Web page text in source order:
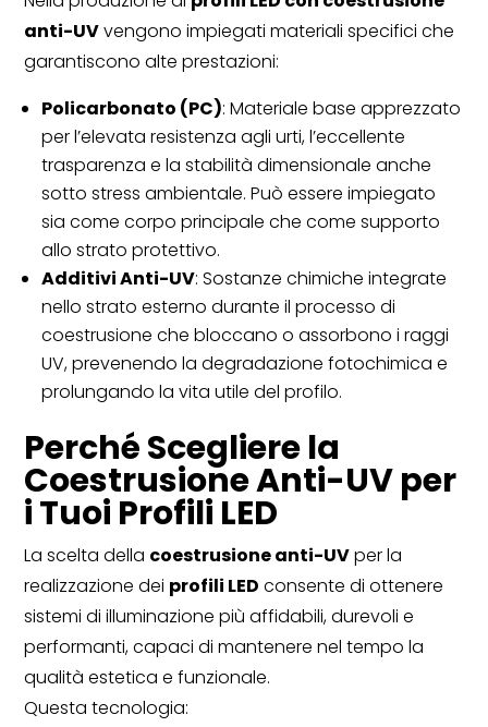
anti-UVvengono impiegati materiali specifici che
garantiscono alte prestazioni:
Policarbonato (PC): Materiale base apprezzato
per l’elevata resistenza agli urti, l’eccellente
trasparenza e la stabilità dimensionale anche
sotto stress ambientale. Può essere impiegato
sia come corpo principale che come supporto
allo strato protettivo.
Additivi Anti-UV: Sostanze chimiche integrate
nello strato esterno durante il processo di
coestrusione che bloccano o assorbono i raggi
UV, prevenendo la degradazione fotochimica e
prolungando la vita utile del profilo.
Perché Scegliere la
Coestrusione Anti-UV per
i Tuoi Profili LED
La scelta della coestrusione anti-UVper la
realizzazione dei profili LED consente di ottenere
sistemi di illuminazione più affidabili, durevoli e
performanti, capaci di mantenere nel tempo la
qualità estetica e funzionale.
Questa tecnologia: